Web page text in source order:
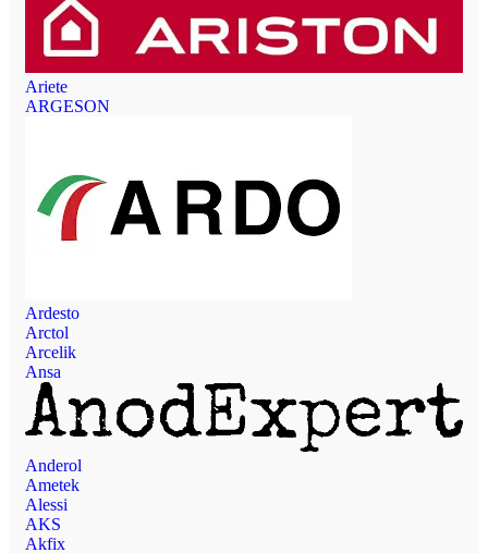
Ariete
ARGESON
Ardesto
Arctol
Arcelik
Ansa
Anderol
Ametek
Alessi
AKS
Akfix